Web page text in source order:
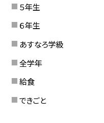
５年生
６年生
あすなろ学級
全学年
給食
できごと